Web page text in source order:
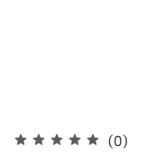
(0)